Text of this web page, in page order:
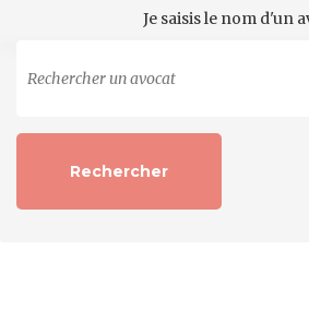
Je saisis le nom d'un